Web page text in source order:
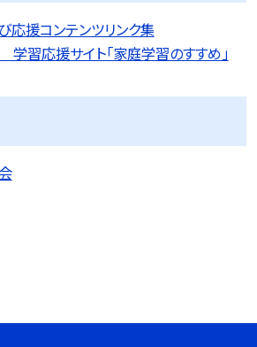
援コンテンツリンク集
習応援サイト「家庭学習のすすめ」